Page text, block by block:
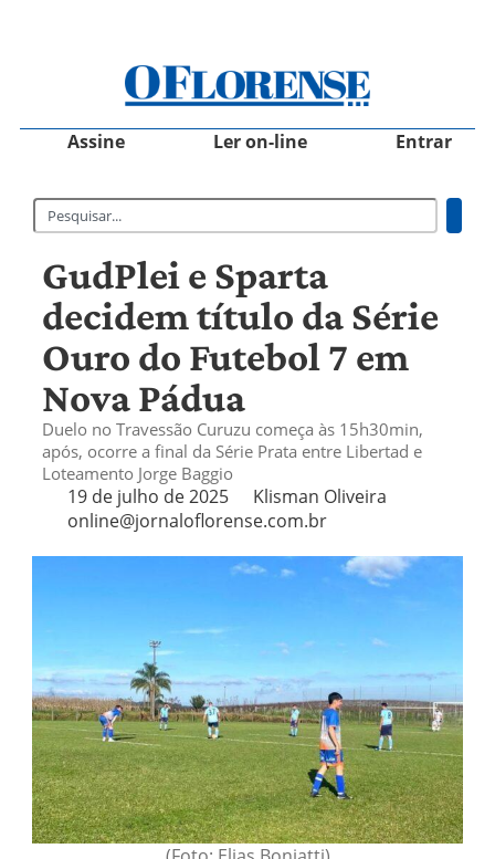
Assine Ler on-line Entrar
GudPlei e Sparta
decidem título da Série
Ouro do Futebol 7 em
Nova Pádua
Duelo no Travessão Curuzu começa às 15h30min,
após, ocorre a final da Série Prata entre Libertad e
Loteamento Jorge Baggio
19 de julho de 2025
Klisman Oliveira
online@jornaloflorense.com.br